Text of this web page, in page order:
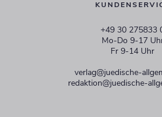
+49 30 275833
Mo-Do 9-17
Fr 9-14 Uhr
verlag@juedische-
redaktion@juedische-